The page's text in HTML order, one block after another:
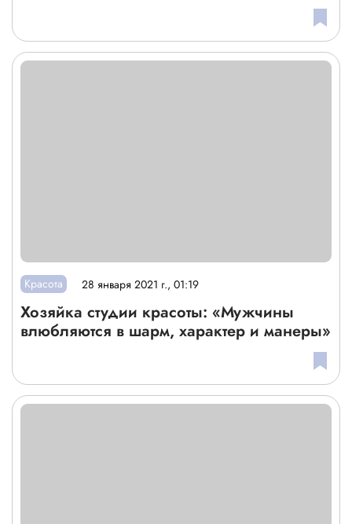
Красота 28 января 2021 г., 01:19
Хозяйка студии красоты: «Мужчины
влюбляются в шарм, характер и манеры»